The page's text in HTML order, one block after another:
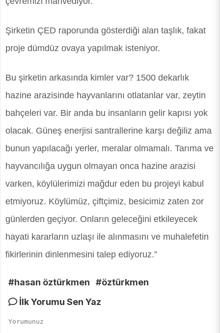
Şirketin ÇED raporunda gösterdiği alan taşlık, fakat
proje dümdüz ovaya yapılmak isteniyor.
Bu şirketin arkasında kimler var? 1500 dekarlık
hazine arazisinde hayvanlarını otlatanlar var, zeytin
bahçeleri var. Bir anda bu insanların gelir kapısı yok
olacak. Güneş enerjisi santrallerine karşı değiliz ama
bunun yapılacağı yerler, meralar olmamalı. Tarıma ve
hayvancılığa uygun olmayan onca hazine arazisi
varken, köylülerimizi mağdur eden bu projeyi kabul
etmiyoruz. Köylümüz, çiftçimiz, besicimiz zaten zor
günlerden geçiyor. Onların geleceğini etkileyecek
hayati kararların uzlaşı ile alınmasını ve muhalefetin
fikirlerinin dinlenmesini talep ediyoruz.”
#hasan öztürkmen
#öztürkmen
İlk Yorumu Sen Yaz